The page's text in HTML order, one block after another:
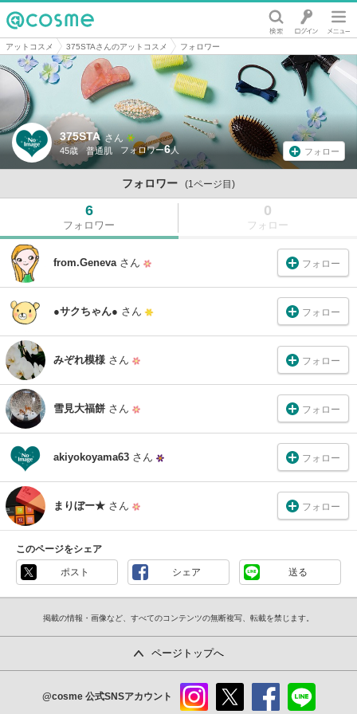
@cosme
アットコスメ 375STAさんのアットコスメ フォロワー
375STA さん
45歳 普通肌 6 フォロー
フォロワー (1ページ目)
6
フォロワー
0
フォロー
from.Geneva さん フォロー
●サクちゃん● さん フォロー
みぞれ模様 さん フォロー
雪見大福餅 さん フォロー
akiyokoyama63 さん フォロー
まりぼー★ さん フォロー
このページをシェア
ポスト シェア 送る
掲載の情報・画像など、すべてのコンテンツの無断複写、転載を禁じます。
ページトップへ
@cosme 公式SNSアカウント